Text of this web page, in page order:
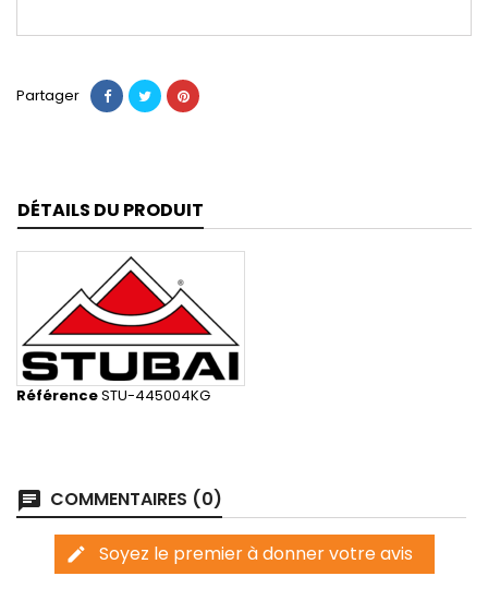
Partager
DÉTAILS DU PRODUIT
RéférenceSTU-445004KG
chat COMMENTAIRES (0)
edit Soyez le premier à donner votre avis